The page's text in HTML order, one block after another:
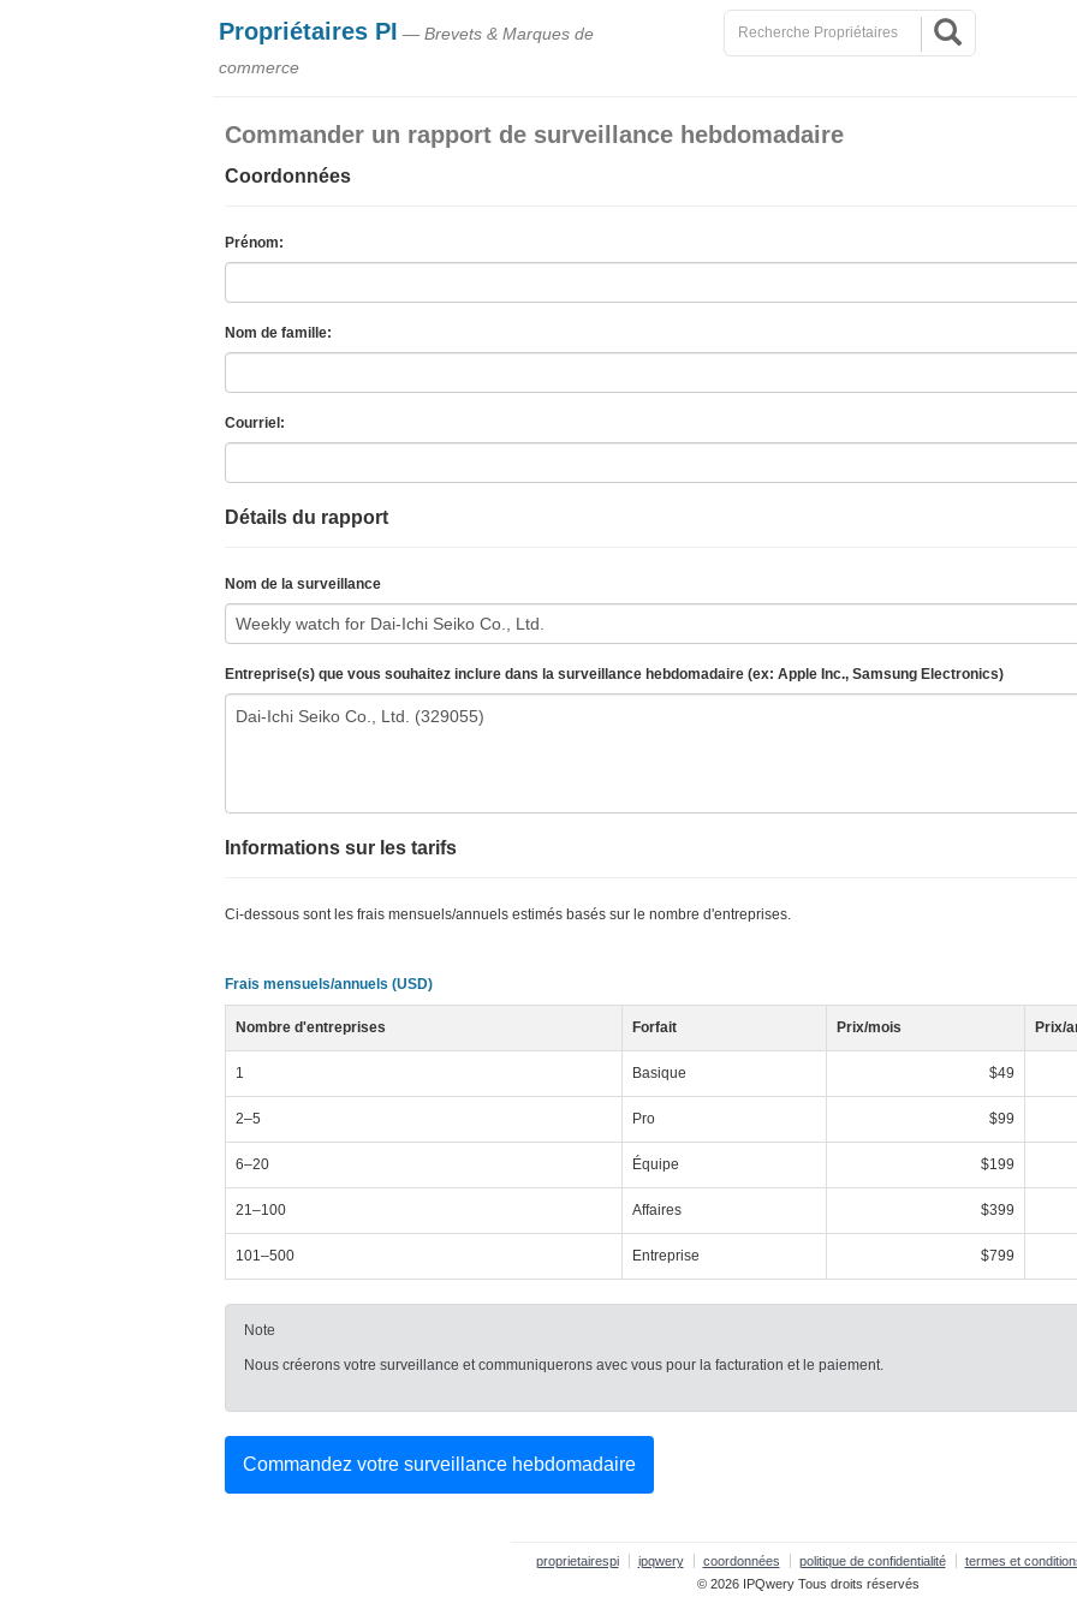
Propriétaires PI — Brevets & Marques de
commerce
Commander un rapport de surveillance hebdomadaire
Coordonnées
Prénom:
Nom de famille:
Courriel:
Détails du rapport
Nom de la surveillance
Entreprise(s) que vous souhaitez inclure dans la surveillance hebdomadaire (ex: Apple Inc., Samsung Electronics)
Informations sur les tarifs
Ci-dessous sont les frais mensuels/annuels estimés basés sur le nombre d'entreprises.
Frais mensuels/annuels (USD)
Nombre d'entreprises Forfait Prix/mois Prix/
1 Basique $49
2–5 Pro $99
6–20 Équipe $199
21–100 Affaires $399
101–500 Entreprise $799
Note
Nous créerons votre surveillance et communiquerons avec vous pour la facturation et le paiement.
Commandez votre surveillance hebdomadaire
proprietairespi ipqwery coordonnées politique de confidentialité
termes et
© 2026 IPQwery Tous droits réservés